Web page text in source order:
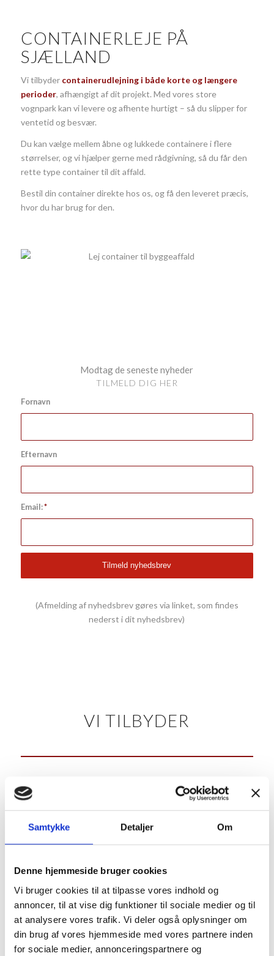
Samtykke Detaljer Om
Denne hjemmeside bruger cookies
Vi bruger cookies til at tilpasse vores indhold og
annoncer, til at vise dig funktioner til sociale medier og til
at analysere vores trafik. Vi deler også oplysninger om
din brug af vores hjemmeside med vores partnere inden
for sociale medier, annonceringspartnere og
CONTAINERLEJE PÅ
SJÆLLAND
Vi tilbyder containerudlejning i både korte og længere
perioder, afhængigt af dit projekt. Med vores store
vognpark kan vi levere og afhente hurtigt – så du slipper for
ventetid og besvær.
Du kan vælge mellem åbne og lukkede containere i flere
størrelser, og vi hjælper gerne med rådgivning, så du får den
rette type container til dit affald.
Bestil din container direkte hos os, og få den leveret præcis,
hvor du har brug for den.
Modtag de seneste nyheder
TILMELD DIG HER
Fornavn
Efternavn
Email:*
(Afmelding af nyhedsbrev gøres via linket, som findes
nederst i dit nyhedsbrev)
VI TILBYDER
og løfteopgaver med vores store udvalg af kraner.